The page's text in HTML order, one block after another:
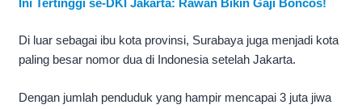
Di luar sebagai ibu kota provinsi, Surabaya juga menjadi kota
paling besar nomor dua di Indonesia setelah Jakarta.
Dengan jumlah penduduk yang hampir mencapai 3 juta jiwa